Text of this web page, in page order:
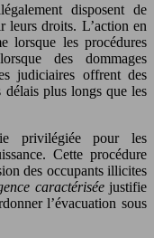
disposent de
leurs droits. L’action en
lorsque les procédures
des dommages
judiciaires offrent des
délais plus longs que les
privilégiée pour les
Cette procédure
des occupants illicites
caractérisée justifie
l’évacuation sous